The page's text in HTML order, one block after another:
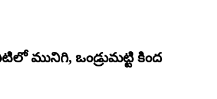
మునిగి, ఒండ్రుమట్టి కింద